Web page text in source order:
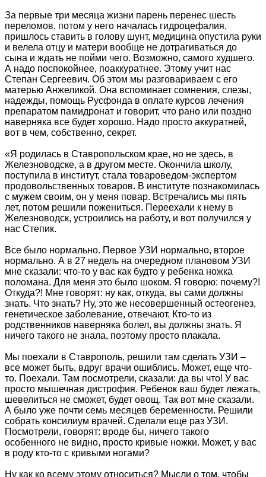
За первые три месяца жизни парень перенес шесть
переломов, потом у него началась гидроцефалия,
пришлось ставить в голову шунт, медицина опустила руки
и велела отцу и матери вообще не дотрагиваться до
сына и ждать не пойми чего. Возможно, самого худшего.
А надо поспокойнее, поаккуратнее. Этому учит нас
Степан Сергеевич. Об этом мы разговариваем с его
матерью Анжеликой. Она вспоминает сомнения, слезы,
надежды, помощь Русфонда в оплате курсов лечения
препаратом памидронат и говорит, что рано или поздно
наверняка все будет хорошо. Надо просто аккуратней,
вот в чем, собственно, секрет.
«Я родилась в Ставропольском крае, но не здесь, в
Железноводске, а в другом месте. Окончила школу,
поступила в институт, стала товароведом-экспертом
продовольственных товаров. В институте познакомилась
с мужем своим, он у меня повар. Встречались мы пять
лет, потом решили пожениться. Переехали к нему в
Железноводск, устроились на работу, и вот получился у
нас Степик.
Все было нормально. Первое УЗИ нормально, второе
нормально. А в 27 недель на очередном плановом УЗИ
мне сказали: что-то у вас как будто у ребенка ножка
поломана. Для меня это было шоком. Я говорю: почему?!
Откуда?! Мне говорят: ну как, откуда, вы сами должны
знать. Что знать? Ну, это же несовершенный остеогенез,
генетическое заболевание, отвечают. Кто-то из
родственников наверняка болел, вы должны знать. Я
ничего такого не знала, поэтому просто плакала.
Мы поехали в Ставрополь, решили там сделать УЗИ –
все может быть, вдруг врачи ошиблись. Может, еще что-
то. Поехали. Там посмотрели, сказали: да вы что! У вас
просто мышечная дистрофия. Ребенок ваш будет лежать,
шевелиться не сможет, будет овощ. Так вот мне сказали.
А было уже почти семь месяцев беременности. Решили
собрать консилиум врачей. Сделали еще раз УЗИ.
Посмотрели, говорят: вроде бы, ничего такого
особенного не видно, просто кривые ножки. Может, у вас
в роду кто-то с кривыми ногами?
Ну как ко всему этому относиться? Мысли о том, чтобы